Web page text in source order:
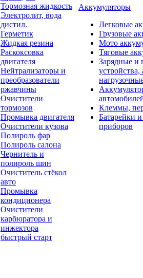
Тормозная жидкость
Электролит, вода
дистил.
Герметик
Жидкая резина
Раскоксовка
двигателя
Нейтрализаторы и
преобразователи
ржавчины
Очистители
тормозов
Промывка двигателя
Очистители кузова
Полироль фар
Полироль салона
Чернитель и
полироль шин
Очиститель стёкол
авто
Промывка
кондиционера
Очистители
карбюратора и
инжектора
быстрый старт
Аккумуляторы
Легковые
Грузовые
Мото
Тяговые
Зарядные и
Клеммы,
Батарейки
приборов